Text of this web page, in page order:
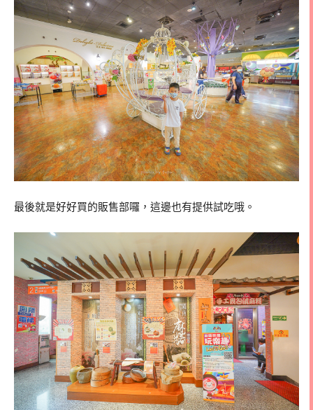
最後就是好好買的販售部囉，這邊也有提供試吃哦。